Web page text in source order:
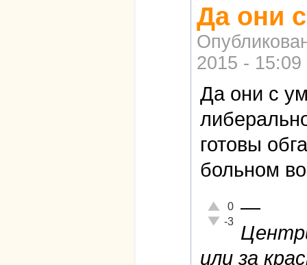
Да они
2015 - 15:09
Да они с
готовы
больном
Отлично!
0
Неадекватно!
-3
—
или за